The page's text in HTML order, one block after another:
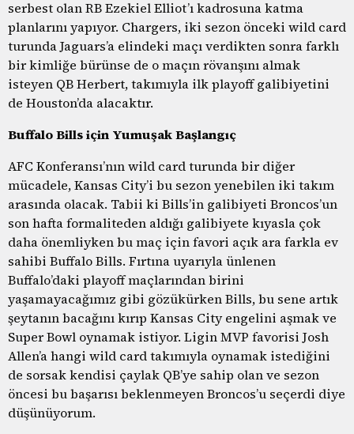
serbest olan RB Ezekiel Elliot’ı kadrosuna katma
planlarını yapıyor. Chargers, iki sezon önceki wild card
turunda Jaguars’a elindeki maçı verdikten sonra farklı
bir kimliğe bürünse de o maçın rövanşını almak
isteyen QB Herbert, takımıyla ilk playoff galibiyetini
de Houston’da alacaktır.
Buffalo Bills için Yumuşak Başlangıç
AFC Konferansı’nın wild card turunda bir diğer
mücadele, Kansas City’i bu sezon yenebilen iki takım
arasında olacak. Tabii ki Bills’in galibiyeti Broncos’un
son hafta formaliteden aldığı galibiyete kıyasla çok
daha önemliyken bu maç için favori açık ara farkla ev
sahibi Buffalo Bills. Fırtına uyarıyla ünlenen
Buffalo’daki playoff maçlarından birini
yaşamayacağımız gibi gözükürken Bills, bu sene artık
şeytanın bacağını kırıp Kansas City engelini aşmak ve
Super Bowl oynamak istiyor. Ligin MVP favorisi Josh
Allen’a hangi wild card takımıyla oynamak istediğini
de sorsak kendisi çaylak QB’ye sahip olan ve sezon
öncesi bu başarısı beklenmeyen Broncos’u seçerdi diye
düşünüyorum.